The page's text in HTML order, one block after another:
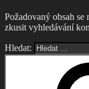
Požadovaný obsah se
zkusit vyhledávání
Hledat: